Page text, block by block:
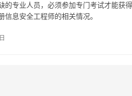
专业人员，必须参加专门考试才能获
息安全工程师的相关情况。